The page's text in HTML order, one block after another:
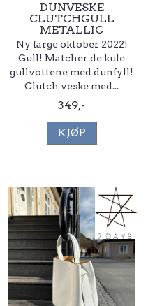
DUNVESKE
CLUTCHGULL
METALLIC
Ny farge oktober 2022!
Gull! Matcher de kule
gullvottene med dunfyll!
Clutch veske med...
349,-
KJØP